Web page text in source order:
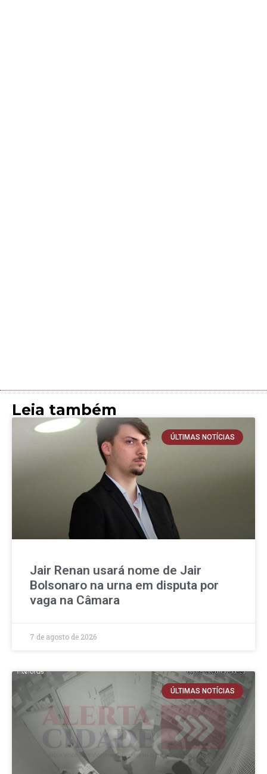
Leia também
ÚLTIMAS NOTÍCIAS
Jair Renan usará nome de Jair
Bolsonaro na urna em disputa por
vaga na Câmara
7 de agosto de 2026
ÚLTIMAS NOTÍCIAS